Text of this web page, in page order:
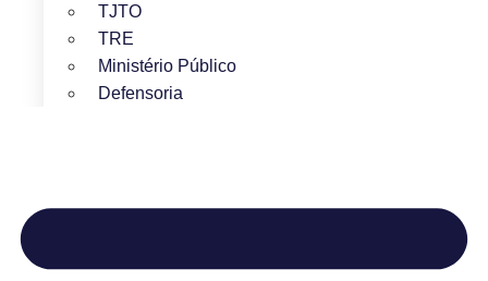
TJTO
TRE
Ministério Público
Defensoria